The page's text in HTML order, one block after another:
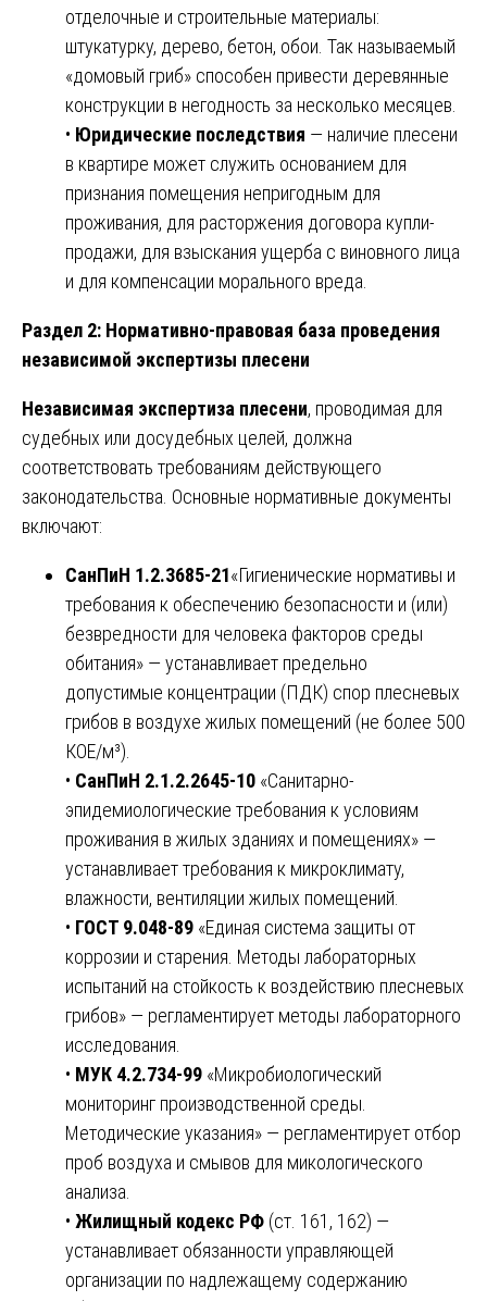
отделочные и строительные материалы:
штукатурку, дерево, бетон, обои. Так называемый
«домовый гриб» способен привести деревянные
конструкции в негодность за несколько месяцев.
• Юридические последствия — наличие плесени
в квартире может служить основанием для
признания помещения непригодным для
проживания, для расторжения договора купли-
продажи, для взыскания ущерба с виновного лица
и для компенсации морального вреда.
Раздел 2: Нормативно-правовая база проведения
независимой экспертизы плесени
Независимая экспертиза плесени, проводимая для
судебных или досудебных целей, должна
соответствовать требованиям действующего
законодательства. Основные нормативные документы
включают:
СанПиН 1.2.3685-21«Гигиенические нормативы и
требования к обеспечению безопасности и (или)
безвредности для человека факторов среды
обитания» — устанавливает предельно
допустимые концентрации (ПДК) спор плесневых
грибов в воздухе жилых помещений (не более 500
КОЕ/м³).
• СанПиН 2.1.2.2645-10 «Санитарно-
эпидемиологические требования к условиям
проживания в жилых зданиях и помещениях» —
устанавливает требования к микроклимату,
влажности, вентиляции жилых помещений.
• ГОСТ 9.048-89 «Единая система защиты от
коррозии и старения. Методы лабораторных
испытаний на стойкость к воздействию плесневых
грибов» — регламентирует методы лабораторного
исследования.
• МУК 4.2.734-99 «Микробиологический
мониторинг производственной среды.
Методические указания» — регламентирует отбор
проб воздуха и смывов для микологического
анализа.
• Жилищный кодекс РФ (ст. 161, 162) —
устанавливает обязанности управляющей
организации по надлежащему содержанию